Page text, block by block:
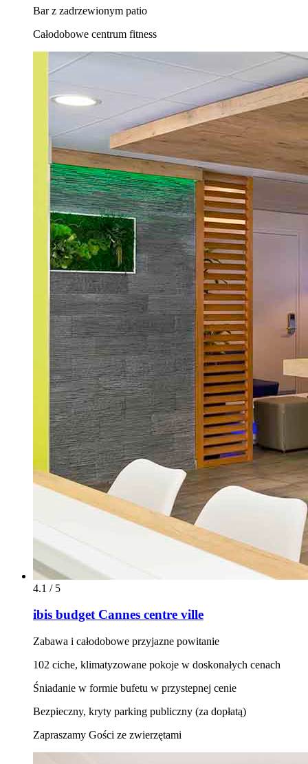
Bar z zadrzewionym patio
Całodobowe centrum fitness
4.1 / 5
ibis budget Cannes centre ville
Zabawa i całodobowe przyjazne powitanie
102 ciche, klimatyzowane pokoje w doskonałych cenach
Śniadanie w formie bufetu w przystepnej cenie
Bezpieczny, kryty parking publiczny (za dopłatą)
Zapraszamy Gości ze zwierzętami